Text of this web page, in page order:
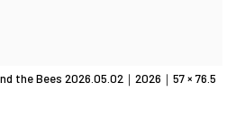
the Bees 2026.05.02｜2026｜57 × 76.5